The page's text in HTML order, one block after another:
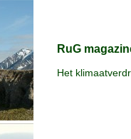
RuG
Het